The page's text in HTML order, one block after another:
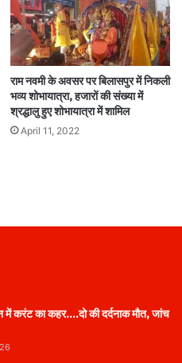
राम नवमी के अवसर पर बिलासपुर में निकली
भव्य शोभायात्रा, हजारों की संख्या में
श्रद्धालु हुए शोभायात्रा में शामिल
April 11, 2022
में करंट का कहर….दो की दर्दनाक मौत, जांच